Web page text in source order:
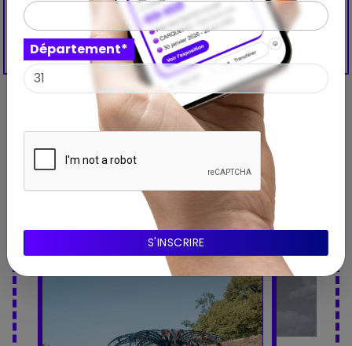
Découvrez aussi ces
expositions à proximité
Département*